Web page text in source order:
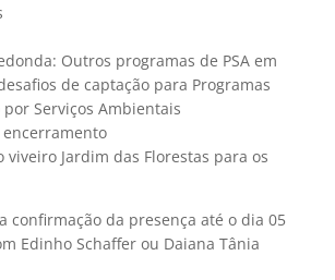
Outros programas de PSA em
de captação para Programas
Serviços Ambientais
encerramento
viveiro Jardim das Florestas para os
confirmação da presença até o dia 05
Edinho Schaffer ou Daiana Tânia